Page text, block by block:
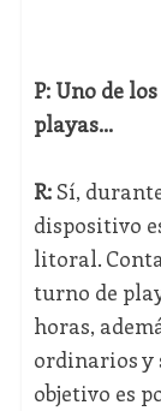
P: Uno de
playas...
R:Sí,
dispositivo
litoral.
turno de
horas,
ordinarios y
objetivo es